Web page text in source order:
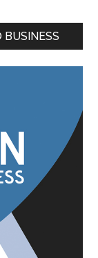
BUSINESS